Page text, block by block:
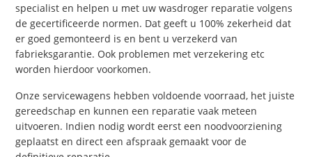
specialist en helpen u met uw wasdroger reparatie volgens
de gecertificeerde normen. Dat geeft u 100% zekerheid dat
er goed gemonteerd is en bent u verzekerd van
fabrieksgarantie. Ook problemen met verzekering etc
worden hierdoor voorkomen.
Onze servicewagens hebben voldoende voorraad, het juiste
gereedschap en kunnen een reparatie vaak meteen
uitvoeren. Indien nodig wordt eerst een noodvoorziening
geplaatst en direct een afspraak gemaakt voor de